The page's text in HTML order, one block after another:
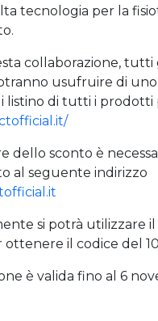
tecnologia per la
collaborazione, tutti
usufruire di uno
listino di tutti i prodotti
dello sconto è
al seguente indirizzo
si potrà utilizzare il
ottenere il codice del
è valida fino al 6